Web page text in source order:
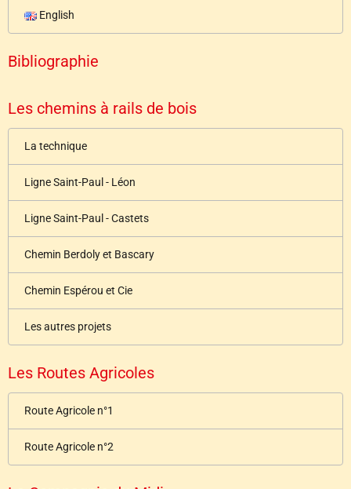
English
Bibliographie
Les chemins à rails de bois
La technique
Ligne Saint-Paul - Léon
Ligne Saint-Paul - Castets
Chemin Berdoly et Bascary
Chemin Espérou et Cie
Les autres projets
Les Routes Agricoles
Route Agricole n°1
Route Agricole n°2